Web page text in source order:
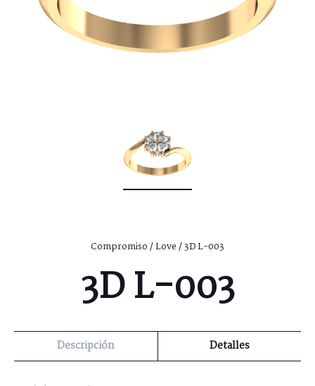
Compromiso/Love/ 3D L-003
3D L-003
Descripción Detalles